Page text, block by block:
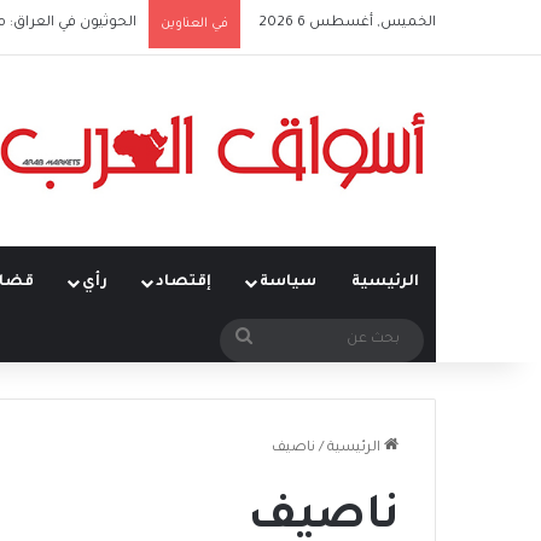
الخميس, أغسطس 6 2026 في العناوين الحوثيون في
الرئيسية سياسة إقتصاد رأي
بحث
الرئيسية / ناصيف
ناصيف